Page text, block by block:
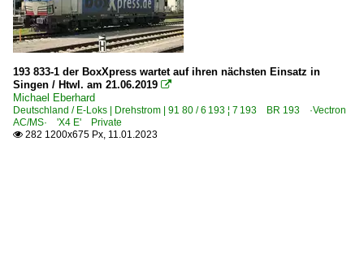
193 833-1 der BoxXpress wartet auf ihren nächsten Einsatz in
Singen / Htwl. am 21.06.2019 
Michael Eberhard
Deutschland / E-Loks | Drehstrom | 91 80 / 6 193 ¦ 7 193 BR 193 ·Vectron
AC/MS· 'X4 E' Private
 282 1200x675 Px, 11.01.2023